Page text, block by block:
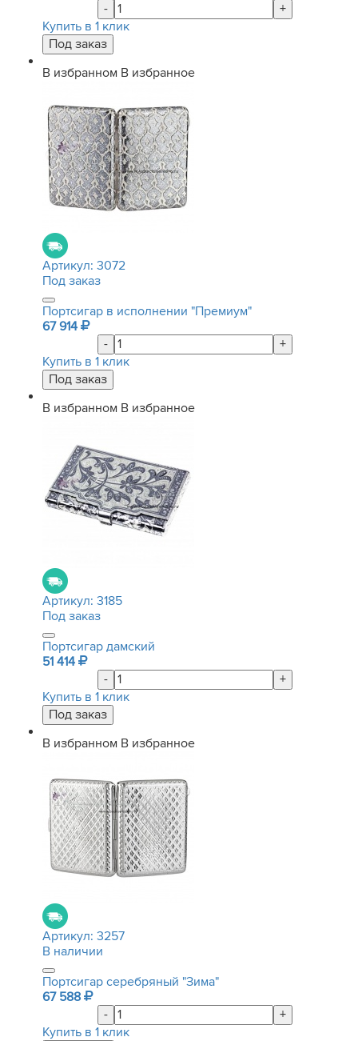
-
+
Купить в 1 клик
В избранном В избранное
Артикул: 3072
Под заказ
Портсигар в исполнении "Премиум"
67 914
-
+
Купить в 1 клик
В избранном В избранное
Артикул: 3185
Под заказ
Портсигар дамский
51 414
-
+
Купить в 1 клик
В избранном В избранное
Артикул: 3257
В наличии
Портсигар серебряный "Зима"
67 588
-
+
Купить в 1 клик